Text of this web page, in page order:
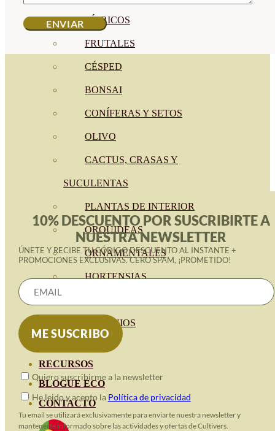
CÍTRICOS
FRUTALES
CÉSPED
BONSAI
CONÍFERAS Y SETOS
OLIVO
CACTUS, CRASAS Y
SUCULENTAS
PLANTAS DE INTERIOR
ORQUIDEAS
ORNAMENTALES
HORTENSIAS
GERANIOS
RECURSOS
BLOGUE ECO
CONTACTO
10% DESCUENTO POR SUSCRIBIRTE A
NUESTRA NEWSLETTER
ÚNETE Y RECIBE TU CÓDIGO DESCUENTO AL INSTANTE +
PROMOCIONES EXCLUSIVAS. CERO SPAM, ¡PROMETIDO!
Quiero suscribirme a la newsletter
He leido y acepto la Política de privacidad
Tu email se utilizará exclusivamente para enviarte nuestra newsletter y
mantenerte informado sobre las actividades y ofertas de Cultivers.